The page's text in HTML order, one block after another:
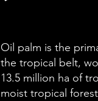
Oil palm is the
the tropical belt,
13.5 million ha of
moist tropical